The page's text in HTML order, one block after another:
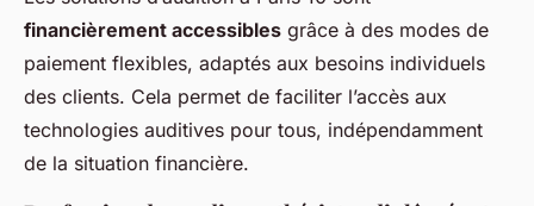
financièrement accessibles grâce à des modes de
paiement flexibles, adaptés aux besoins individuels
des clients. Cela permet de faciliter l’accès aux
technologies auditives pour tous, indépendamment
de la situation financière.